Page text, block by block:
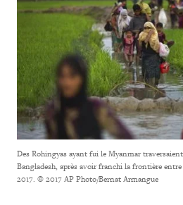
Des Rohingyas ayant fui le Myanmar
Bangladesh, après avoir franchi la frontière entre
2017. © 2017 AP Photo/Bernat Armangue